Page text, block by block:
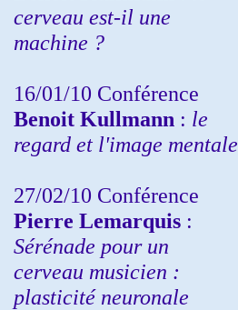
cerveau est-il une
machine ?
16/01/10 Conférence
Benoit Kullmann : le
regard et l'image mentale
27/02/10 Conférence
Pierre Lemarquis :
Sérénade pour un
cerveau musicien :
plasticité neuronale